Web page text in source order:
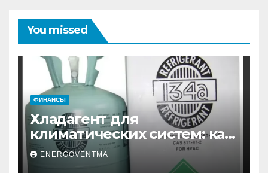
You missed
ФИНАНСЫ
Хладагент для
климатических систем: как
выбрать и купить фреон в
Санкт-Петербурге
ENERGOVENTMA